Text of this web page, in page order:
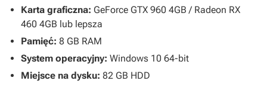
Karta graficzna: GeForce GTX 960 4GB / Radeon RX
460 4GB lub lepsza
Pamięć: 8 GB RAM
System operacyjny: Windows 10 64-bit
Miejsce na dysku: 82 GB HDD